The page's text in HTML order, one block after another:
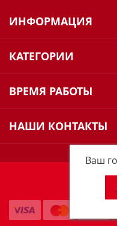
Ваш
ИНФОРМАЦИЯ
КАТЕГОРИИ
ВРЕМЯ РАБОТЫ
НАШИ КОНТАКТЫ